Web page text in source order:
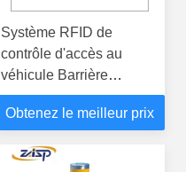
Système RFID de
contrôle d'accès au
véhicule Barrière
routière pour le système
de stationnement
rampe
Obtenez le meilleur prix